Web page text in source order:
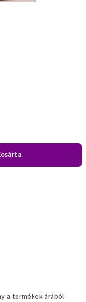
a termékek árából